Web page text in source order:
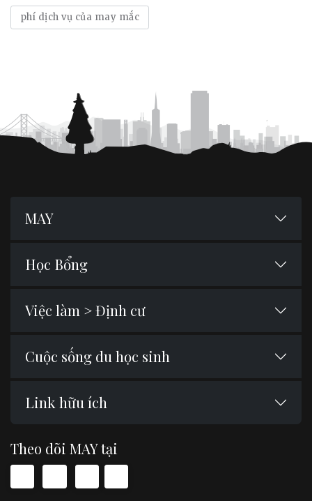
phí dịch vụ của may mắc
MAY
Học Bổng
Việc làm > Định cư
Cuộc sống du học sinh
Link hữu ích
Theo dõi MAY tại